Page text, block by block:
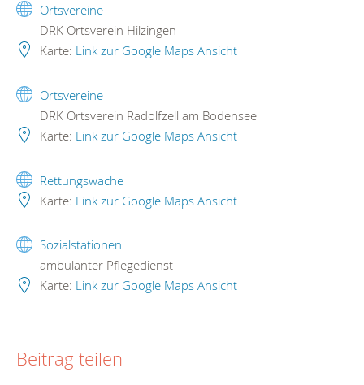
Ortsvereine
DRK Ortsverein Hilzingen
Karte: Link zur Google Maps Ansicht
Ortsvereine
DRK Ortsverein Radolfzell am Bodensee
Karte: Link zur Google Maps Ansicht
Rettungswache
Karte: Link zur Google Maps Ansicht
Sozialstationen
ambulanter Pflegedienst
Karte: Link zur Google Maps Ansicht
Beitrag teilen